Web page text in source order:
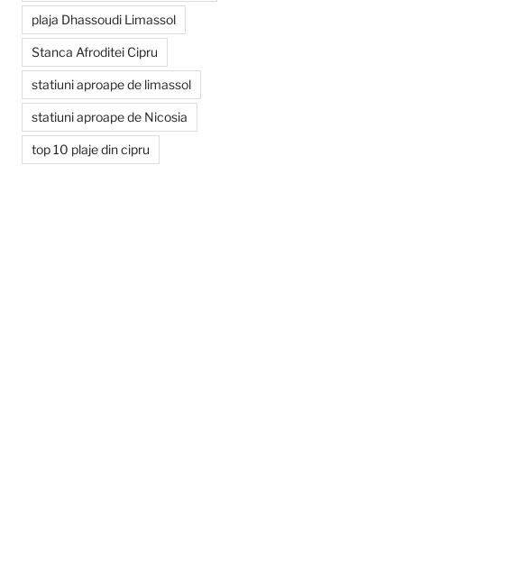
plaja Dhassoudi Limassol
Stanca Afroditei Cipru
statiuni aproape de limassol
statiuni aproape de Nicosia
top 10 plaje din cipru